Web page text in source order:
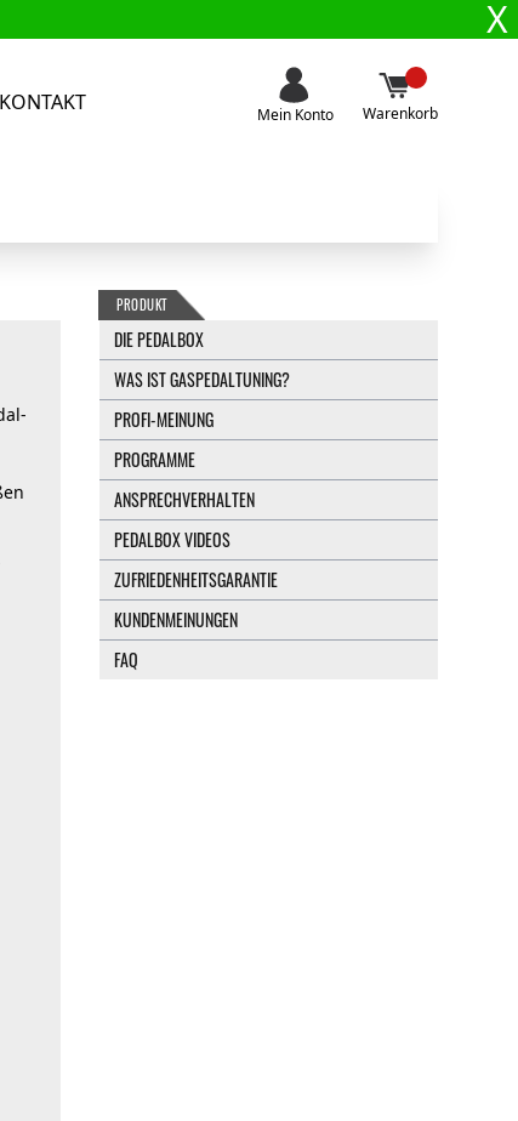
X
KONTAKT Mein Konto Warenkorb
PRODUKT
DIE PEDALBOX
WAS IST GASPEDALTUNING?
PROFI-MEINUNG
PROGRAMME
ANSPRECHVERHALTEN
PEDALBOX VIDEOS
ZUFRIEDENHEITSGARANTIE
KUNDENMEINUNGEN
FAQ